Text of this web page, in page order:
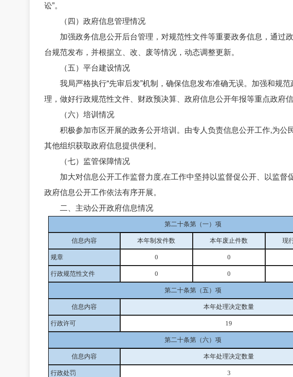
讼”。
（四）政府信息管理情况
加强政务信息公开后台管理，对规范性文件等重要政务信息，通过
台规范发布，并根据立、改、废等情况，动态调整更新。
（五）平台建设情况
我局严格执行“先审后发”机制，确保信息发布准确无误。加强和规范
理，做好行政规范性文件、财政预决算、政府信息公开年报等重点政府信
（六）培训情况
积极参加市区开展的政务公开培训。由专人负责信息公开工作,为公
其他组织获取政府信息提供便利。
（七）监管保障情况
加大对信息公开工作监督力度,在工作中坚持以监督促公开、以监督
政府信息公开工作依法有序开展。
二、主动公开政府信息情况
第二十条第（一）项
信息内容 本年制发件数 本年废止件数 现
规章 0 0
行政规范性文件 0 0
第二十条第（五）项
信息内容 本年处理决定数量
行政许可 19
第二十条第（六）项
信息内容 本年处理决定数量
行政处罚 3